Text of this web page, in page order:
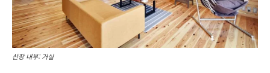
산장 내부: 거실